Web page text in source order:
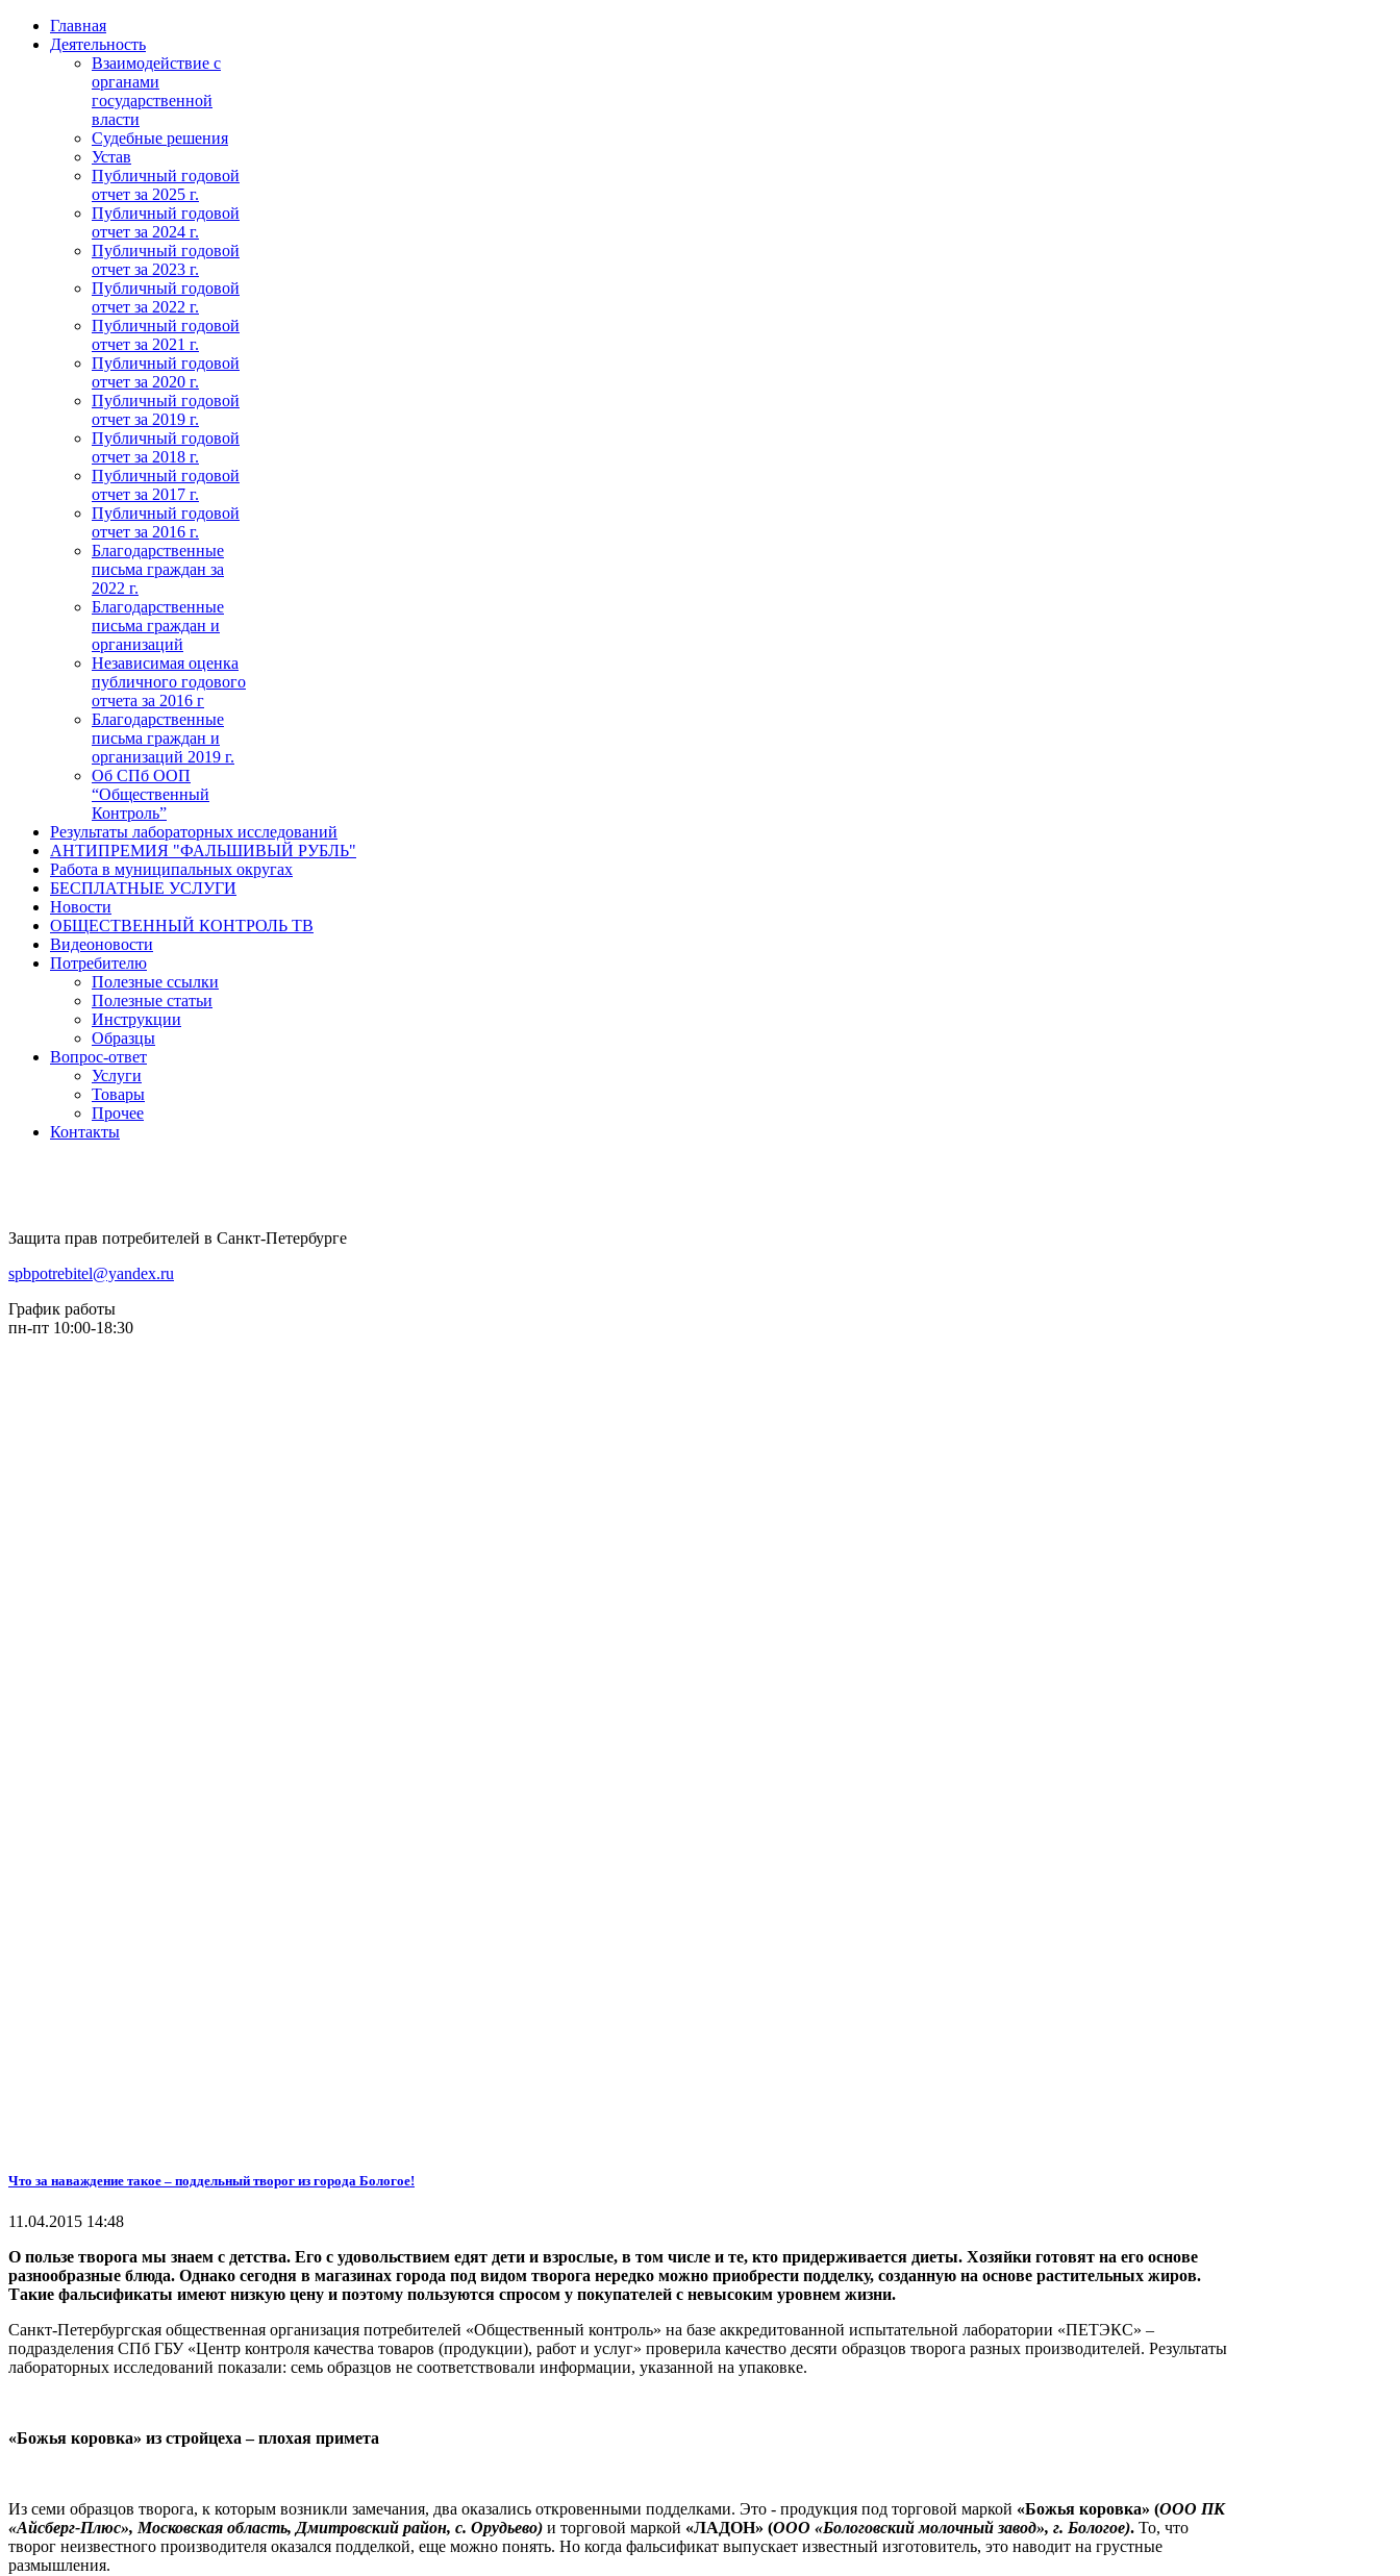
Главная
Деятельность
Взаимодействие с
органами
государственной
власти
Судебные решения
Устав
Публичный годовой
отчет за 2025 г.
Публичный годовой
отчет за 2024 г.
Публичный годовой
отчет за 2023 г.
Публичный годовой
отчет за 2022 г.
Публичный годовой
отчет за 2021 г.
Публичный годовой
отчет за 2020 г.
Публичный годовой
отчет за 2019 г.
Публичный годовой
отчет за 2018 г.
Публичный годовой
отчет за 2017 г.
Публичный годовой
отчет за 2016 г.
Благодарственные
письма граждан за
2022 г.
Благодарственные
письма граждан и
организаций
Независимая оценка
публичного годового
отчета за 2016 г
Благодарственные
письма граждан и
организаций 2019 г.
Об СПб ООП
“Общественный
Контроль”
Результаты лабораторных исследований
АНТИПРЕМИЯ "ФАЛЬШИВЫЙ РУБЛЬ"
Работа в муниципальных округах
БЕСПЛАТНЫЕ УСЛУГИ
Новости
ОБЩЕСТВЕННЫЙ КОНТРОЛЬ ТВ
Видеоновости
Потребителю
Полезные ссылки
Полезные статьи
Инструкции
Образцы
Вопрос-ответ
Услуги
Товары
Прочее
Контакты
Защита прав потребителей в Санкт-Петербурге
spbpotrebitel@yandex.ru
График работы
пн-пт 10:00-18:30
Что за наваждение такое – поддельный творог из города Бологое!
11.04.2015 14:48
О пользе творога мы знаем с детства. Его с удовольствием едят дети и взрослые, в том числе и те, кто придерживается диеты. Хозяйки готовят на его основе
разнообразные блюда. Однако сегодня в магазинах города под видом творога нередко можно приобрести подделку, созданную на основе растительных жиров.
Такие фальсификаты имеют низкую цену и поэтому пользуются спросом у покупателей с невысоким уровнем жизни.
Санкт-Петербургская общественная организация потребителей «Общественный контроль» на базе аккредитованной испытательной лаборатории «ПЕТЭКС» –
подразделения СПб ГБУ «Центр контроля качества товаров (продукции), работ и услуг» проверила качество десяти образцов творога разных производителей. Результаты
лабораторных исследований показали: семь образцов не соответствовали информации, указанной на упаковке.
«Божья коровка» из стройцеха – плохая примета
Из семи образцов творога, к которым возникли замечания, два оказались откровенными подделками. Это - продукция под торговой маркой «Божья коровка» (ООО ПК
«Айсберг-Плюс», Московская область, Дмитровский район, с. Орудьево) и торговой маркой «ЛАДОН» (ООО «Бологовский молочный завод», г. Бологое). То, что
творог неизвестного производителя оказался подделкой, еще можно понять. Но когда фальсификат выпускает известный изготовитель, это наводит на грустные
размышления.